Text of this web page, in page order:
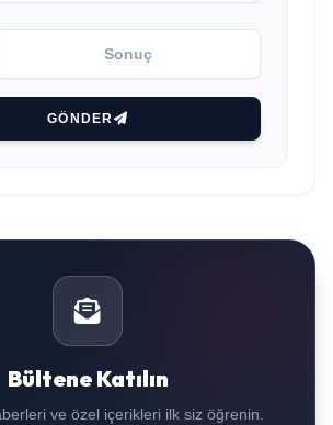
GÖNDER
Bültene Katılın
ve özel içerikleri ilk siz öğrenin.